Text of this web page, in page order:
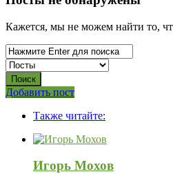
Списки
погибших
2022-
2026,
Новости
СВО
Последний
Посты
Кажется, мы не можем найти то,
Боковая
Добавить пост
120x600Также читайте:
Игорь Мохов